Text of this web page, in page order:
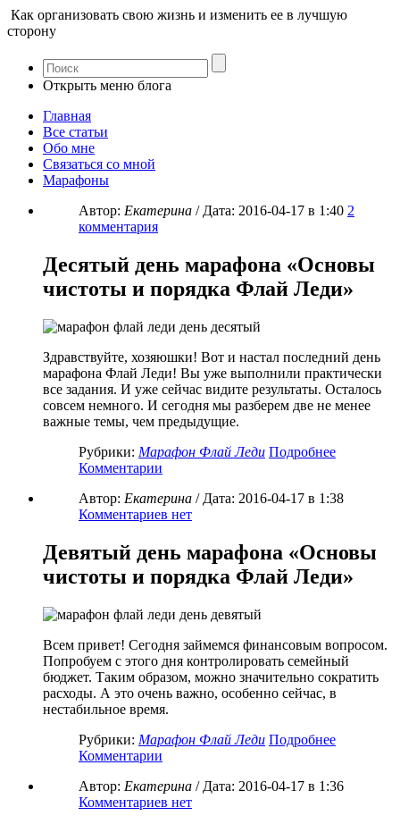
Как организовать свою жизнь и изменить ее в лучшую
сторону
Открыть меню блога
Главная
Все статьи
Обо мне
Связаться со мной
Марафоны
Автор: Екатерина / Дата: 2016-04-17 в 1:40 2
комментария
Десятый день марафона «Основы
чистоты и порядка Флай Леди»
Здравствуйте, хозяюшки! Вот и настал последний день
марафона Флай Леди! Вы уже выполнили практически
все задания. И уже сейчас видите результаты. Осталось
совсем немного. И сегодня мы разберем две не менее
важные темы, чем предыдущие.
Рубрики: Марафон Флай Леди Подробнее
Комментарии
Автор: Екатерина / Дата: 2016-04-17 в 1:38
Комментариев нет
Девятый день марафона «Основы
чистоты и порядка Флай Леди»
Всем привет! Сегодня займемся финансовым вопросом.
Попробуем с этого дня контролировать семейный
бюджет. Таким образом, можно значительно сократить
расходы. А это очень важно, особенно сейчас, в
нестабильное время.
Рубрики: Марафон Флай Леди Подробнее
Комментарии
Автор: Екатерина / Дата: 2016-04-17 в 1:36
Комментариев нет